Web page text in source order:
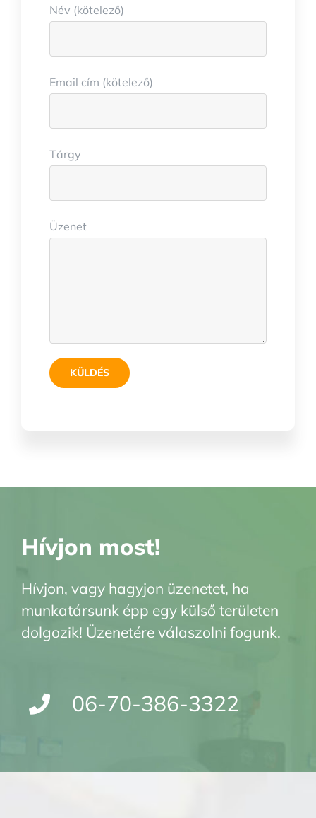
Név (kötelező)
Email cím (kötelező)
Tárgy
Üzenet
Hívjon most!
Hívjon, vagy hagyjon üzenetet, ha
munkatársunk épp egy külső területen
dolgozik! Üzenetére válaszolni fogunk.
06-70-386-3322